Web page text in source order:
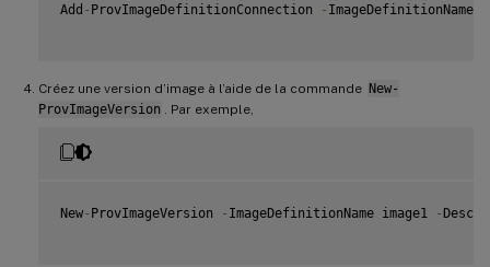
Add - ProvImageDefinitionConnection - ImageDefinitionName
Créez une version d’image à l’aide de la commande New-
ProvImageVersion
. Par exemple,
New- ProvImageVersion - ImageDefinitionName image1 -